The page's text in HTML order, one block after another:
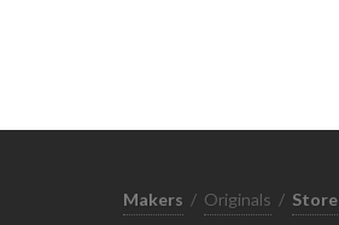
Makers / Originals / Store